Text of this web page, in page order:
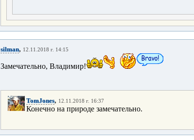
silman, 12.11.2018 г. 14:15
Замечательно, Владимир!
TomJones, 12.11.2018 г. 16:37
Конечно на природе замечательно.